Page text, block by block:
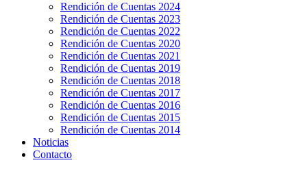
Rendición de Cuentas 2024
Rendición de Cuentas 2023
Rendición de Cuentas 2022
Rendición de Cuentas 2020
Rendición de Cuentas 2021
Rendición de Cuentas 2019
Rendición de Cuentas 2018
Rendición de Cuentas 2017
Rendición de Cuentas 2016
Rendición de Cuentas 2015
Rendición de Cuentas 2014
Noticias
Contacto